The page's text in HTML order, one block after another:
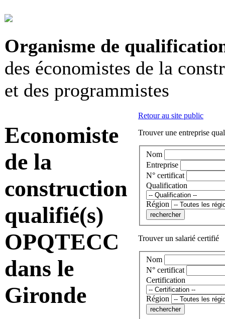
Organisme de
des économistes de la
et des programmistes
Economiste
de la
construction
qualifié(s)
OPQTECC
dans le
Gironde
Retour au site public
Trouver une entreprise
Nom
Entreprise
N° certificat
Qualification
Région
Trouver un salarié certifié
Nom
N° certificat
Certification
Région